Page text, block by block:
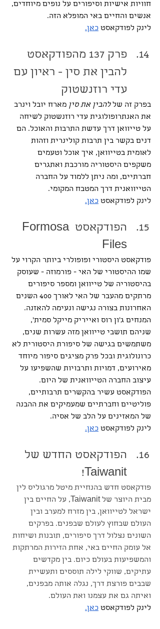
חוויות אישיות וסיפורים על נופים מיוחדים,
אנשים והחיים באי המופלא הזה.
לינק לפודקאסט כאן.
פרק 137 מהפודקאסט
להבין את סין - ראיון עם
עדי רוזנשטוק
בפרק זה של להבין את סין מארח יובל וינרב
את האנתרופולוגית עדי רוזנשטוק לשיחה
על טייוואן דרך עדשת התרבות והאוכל. הם
דנים בקשר בין תרבות קולינרית וזהות
לאומית בטייוואן, איך אוכל וטעמים
משקפים היסטוריה מורכבת ואתגרים
חברתיים, ומה ניתן ללמוד על החברה
הטייוואנית דרך המטבח המקומי.
לינק לפודקאסט כאן.
הפודקאסט Formosa
Files
פודקאסט היסטורי ופופולרי ביותר הקרוי על
שמו ההיסטורי של האי - פורמוזה - שעוסק
בהיסטוריה של טייוואן ומספר סיפורים
מרתקים מהעבר של האי לאורך 400 השנים
האחרונות בצורה נגישה ונעימה להאזנה.
המנחים ג’ון רוס ואייריק מייקל סמית’,
שניהם תושבי טייוואן מזה עשרות שנים,
משתמשים בגישה של סיפורת היסטורית לא
כרונולוגית ובכל פרק מציגים סיפור מיוחד
מאירועים, דמויות ותרבויות שהשפיעו על
עיצוב החברה הטייוואנית של היום.
הפודקאסט עשיר בהקשרים תרבותיים,
פוליטיים וחברתיים שמעמיקים את ההבנה
של המאזינים על הלב של אסיה.
לינק לפודקאסט כאן.
הפודקאסט החדש של
Taiwanit!
פודקאסט חדש בהנחיית מיטל מרגוליס לין
מבית היוצר של Taiwanit, על החיים בין
ישראל לטייוואן, בין מזרח למערב ובין
העולם שבחוץ לעולם שבפנים. בפרקים
השונים נצלול דרך סיפורים, תובנות ושיחות
אל עומק החיים באי, אחת הזירות המרתקות
והמשפיעות בעולם כיום. בין מקדשים
עתיקים, שווקי לילה תוססים ותעשיית
שבבים פורצת דרך, נגלה אותה מבפנים,
ואיתה גם את עצמנו ואת העולם.
לינק לפודקאסט כאן.